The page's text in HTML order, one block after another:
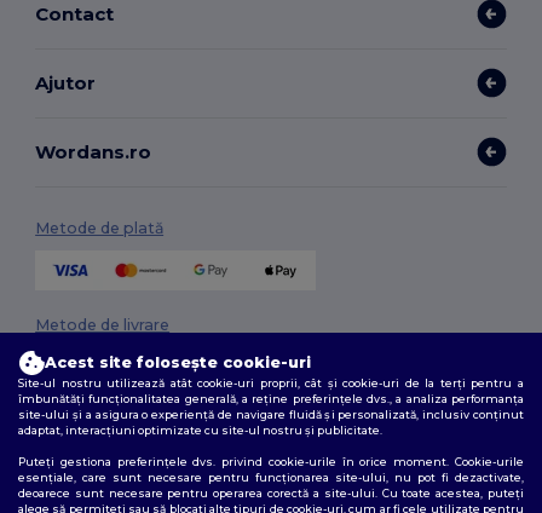
Contact
Ajutor
Wordans.ro
Metode de plată
Metode de livrare
Urmărește-ne
Acest site folosește cookie-uri
Site-ul nostru utilizează atât cookie-uri proprii, cât și cookie-uri de la terți pentru a
îmbunătăți funcționalitatea generală, a reține preferințele dvs., a analiza performanța
site-ului și a asigura o experiență de navigare fluidă și personalizată, inclusiv conținut
adaptat, interacțiuni optimizate cu site-ul nostru și publicitate.
Puteți gestiona preferințele dvs. privind cookie-urile în orice moment. Cookie-urile
esențiale, care sunt necesare pentru funcționarea site-ului, nu pot fi dezactivate,
deoarece sunt necesare pentru operarea corectă a site-ului. Cu toate acestea, puteți
alege să permiteți sau să blocați alte tipuri de cookie-uri, cum ar fi cele utilizate pentru